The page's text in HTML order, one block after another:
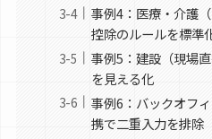
事例4：医療・介護
控除のルールを標準
事例5：建設（現場
を見える化
事例6：バックオフ
携で二重入力を排除